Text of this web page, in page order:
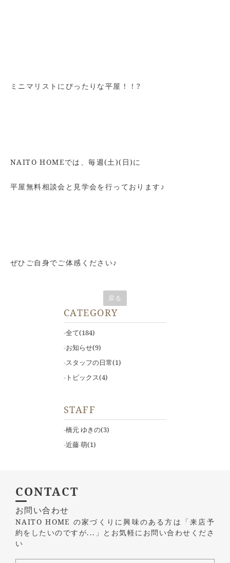
ミニマリストにぴったりな平屋！！?
NAITO HOMEでは、毎週(土)(日)に
平屋無料相談会と見学会を行っております♪
ぜひご自身でご体感ください♪
戻る
CATEGORY
全て(184)
お知らせ(9)
スタッフの日常(1)
トピックス(4)
STAFF
橋元 ゆきの(3)
近藤 萌(1)
CONTACT
お問い合わせ
NAITO HOME の家づくりに興味のある方は 「来店予
約をしたいのですが...」とお気軽にお問い合わせくださ
い